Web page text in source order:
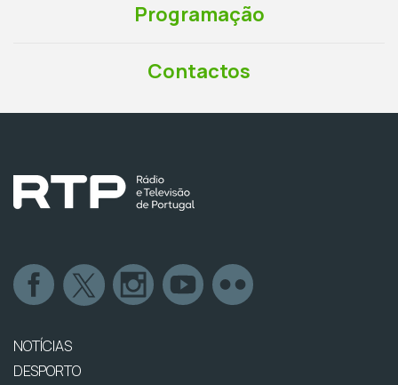
Programação
Contactos
NOTÍCIAS
DESPORTO